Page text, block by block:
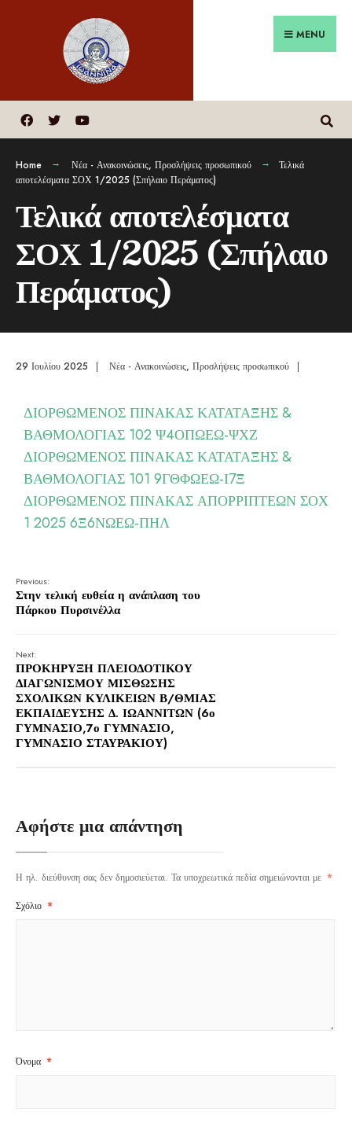
MENU
Home Νέα - Ανακοινώσεις, Προσλήψεις προσωπικού
Τελικά
αποτελέσματα ΣΟΧ 1/2025 (Σπήλαιο Περάματος)
Τελικά αποτελέσματα
ΣΟΧ 1/2025 (Σπήλαιο
Περάματος)
29 Ιουλίου 2025 | Νέα - Ανακοινώσεις, Προσλήψεις προσωπικού |
ΔΙΟΡΘΩΜΕΝΟΣ ΠΙΝΑΚΑΣ ΚΑΤΑΤΑΞΗΣ &
ΒΑΘΜΟΛΟΓΙΑΣ 102 Ψ4ΟΠΩΕΩ-ΨΧΖ
ΔΙΟΡΘΩΜΕΝΟΣ ΠΙΝΑΚΑΣ ΚΑΤΑΤΑΞΗΣ &
ΒΑΘΜΟΛΟΓΙΑΣ 101 9ΓΘΦΩΕΩ-Ι7Ξ
ΔΙΟΡΘΩΜΕΝΟΣ ΠΙΝΑΚΑΣ ΑΠΟΡΡΙΠΤΕΩΝ ΣΟΧ
1 2025 6Ξ6ΝΩΕΩ-ΠΗΛ
Previous:
Στην τελική ευθεία η ανάπλαση του
Πάρκου Πυρσινέλλα
Next:
ΠΡΟΚΗΡΥΞΗ ΠΛΕΙΟΔΟΤΙΚΟΥ
ΔΙΑΓΩΝΙΣΜΟΥ ΜΙΣΘΩΣΗΣ
ΣΧΟΛΙΚΩΝ ΚΥΛΙΚΕΙΩΝ Β/ΘΜΙΑΣ
ΕΚΠΑΙΔΕΥΣΗΣ Δ. ΙΩΑΝΝΙΤΩΝ (6ο
ΓΥΜΝΑΣΙΟ,7ο ΓΥΜΝΑΣΙΟ,
ΓΥΜΝΑΣΙΟ ΣΤΑΥΡΑΚΙΟΥ)
Αφήστε μια απάντηση
Η ηλ. διεύθυνση σας δεν δημοσιεύεται. Τα υποχρεωτικά πεδία σημειώνονται με *
Σχόλιο *
Όνομα *